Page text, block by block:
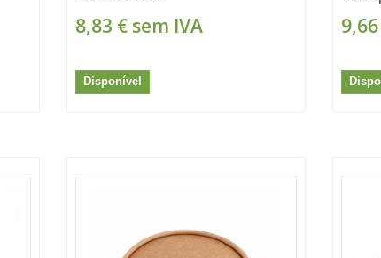
8,83 €sem IVA
Disponível